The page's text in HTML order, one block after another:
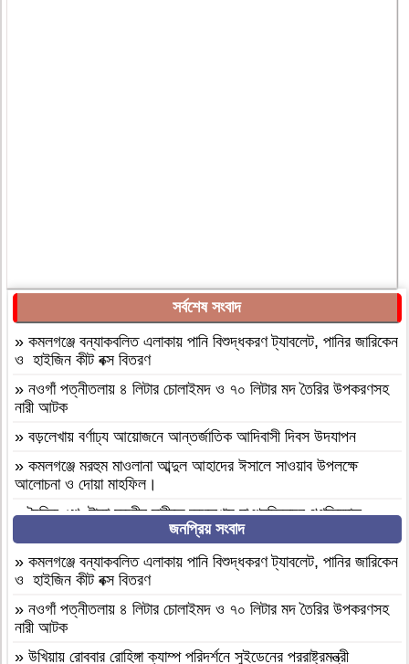
সর্বশেষ সংবাদ
» কমলগঞ্জে বন্যাকবলিত এলাকায় পানি বিশুদ্ধকরণ ট্যাবলেট, পানির জারিকেন
ও হাইজিন কীট বক্স বিতরণ
» নওগাঁ পত্নীতলায় ৪ লিটার চোলাইমদ ও ৭০ লিটার মদ তৈরির উপকরণসহ
নারী আটক
» বড়লেখায় বর্ণাঢ্য আয়োজনে আন্তর্জাতিক আদিবাসী দিবস উদযাপন
» কমলগঞ্জে মরহুম মাওলানা আব্দুল আহাদের ঈসালে সাওয়াব উপলক্ষে
আলোচনা ও দোয়া মাহফিল।
»দৈনিক ৫শ টাকা মজুরীর দাবীতে বড়লেখায় চা শ্রমিকদের গণবিক্ষোভ
»কমলগঞ্জের শমশেরনগর চা বাগানে অতিরিক্ত মদপানে অসুস্থ হয়ে যুবকের
মৃত্যু
»
দৈনিক ৫০০ টাকা মজুরিসহ চা শ্রমিক ইউনিয়নের নির্বাচনের দাবিতে
কমলগঞ্জে চা-শ্রমিকদের মানববন্ধন
»এআই দিয়ে এমপি নাসের রহমানের অশ্লীল ভিডিও ছড়ানোর অভিযোগে
সাভার থেকে আসামি গ্রেপ্তার
জনপ্রিয় সংবাদ
» কমলগঞ্জে বন্যাকবলিত এলাকায় পানি বিশুদ্ধকরণ ট্যাবলেট, পানির জারিকেন
ও হাইজিন কীট বক্স বিতরণ
» নওগাঁ পত্নীতলায় ৪ লিটার চোলাইমদ ও ৭০ লিটার মদ তৈরির উপকরণসহ
নারী আটক
» উখিয়ায় রোববার রোহিঙ্গা ক্যাম্প পরিদর্শনে সুইডেনের পররাষ্ট্রমন্ত্রী